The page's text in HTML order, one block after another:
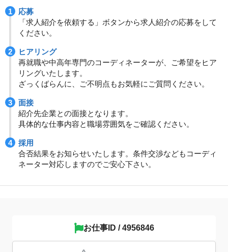
応募
「求人紹介を依頼する」ボタンから求人紹介の応募をして
ください。
ヒアリング
再就職や中高年専門のコーディネーターが、ご希望をヒア
リングいたします。
ざっくばらんに、ご不明点もお気軽にご質問ください。
面接
紹介先企業との面接となります。
具体的な仕事内容と職場雰囲気をご確認ください。
採用
合否結果をお知らせいたします。条件交渉などもコーディ
ネーター対応しますのでご安心下さい。
お仕事ID / 4956846